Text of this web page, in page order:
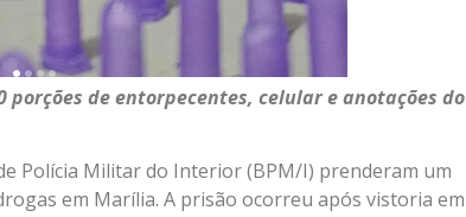
de entorpecentes, celular e anotações do
Polícia Militar do Interior (BPM/I) prenderam um
em Marília. A prisão ocorreu após vistoria em